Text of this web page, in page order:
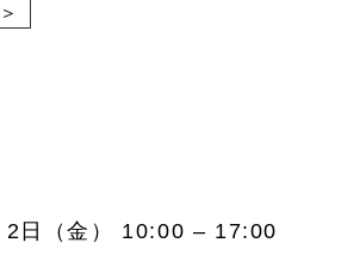
2日（金） 10:00 – 17:00